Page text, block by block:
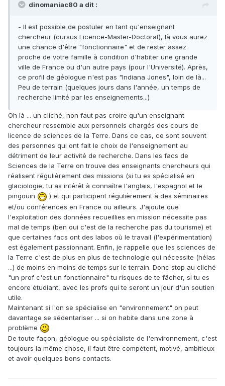
dinomaniac80 a dit :
- Il est possible de postuler en tant qu'enseignant
chercheur (cursus Licence-Master-Doctorat), là vous aurez
une chance d'être "fonctionnaire" et de rester assez
proche de votre famille à condition d'habiter une grande
ville de France ou d'un autre pays (pour l'Université). Après,
ce profil de géologue n'est pas "Indiana Jones", loin de là...
Peu de terrain (quelques jours dans l'année, un temps de
recherche limité par les enseignements...)
Oh là ... un cliché, non faut pas croire qu'un enseignant
chercheur ressemble aux personnels chargés des cours de
licence de sciences de la Terre. Dans ce cas, ce sont souvent
des personnes qui ont fait le choix de l'enseignement au
détriment de leur activité de recherche. Dans les facs de
Sciences de la Terre on trouve des enseignants chercheurs qui
réalisent régulièrement des missions (si tu es spécialisé en
glaciologie, tu as intérêt à connaître l'anglais, l'espagnol et le
pingouin
) et qui participent régulièrement à des séminaires
et/ou conférences en France ou ailleurs. J'ajoute que
l'exploitation des données recueillies en mission nécessite pas
mal de temps (ben oui c'est de la recherche pas du tourisme) et
que certaines facs ont des labos où le travail (l'expérimentation)
est également passionnant. Enfin, je rappelle que les sciences de
la Terre c'est de plus en plus de technologie qui nécessite (hélas
...) de moins en moins de temps sur le terrain. Donc stop au cliché
"un prof c'est un fonctionnaire" tu risques de te fâcher, si tu es
encore étudiant, avec les profs qui te seront un jour d'un soutien
utile.
Maintenant si l'on se spécialise en "environnement" on peut
davantage se sédentariser ... si on habite dans une zone à
problème
De toute façon, géologue ou spécialiste de l'environnement, c'est
toujours la même chose, il faut être compétent, motivé, ambitieux
et avoir quelques bons contacts.